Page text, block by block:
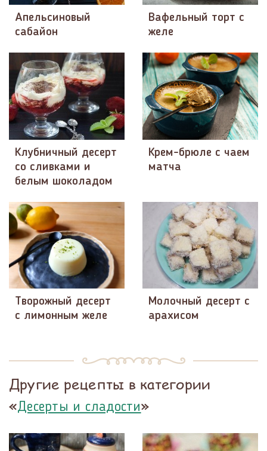
Апельсиновый
сабайон
Вафельный торт с
желе
Клубничный десерт
со сливками и
белым шоколадом
Крем-брюле с чаем
матча
Творожный десерт
с лимонным желе
Молочный десерт с
арахисом
Другие рецепты в категории
«Десерты и сладости»